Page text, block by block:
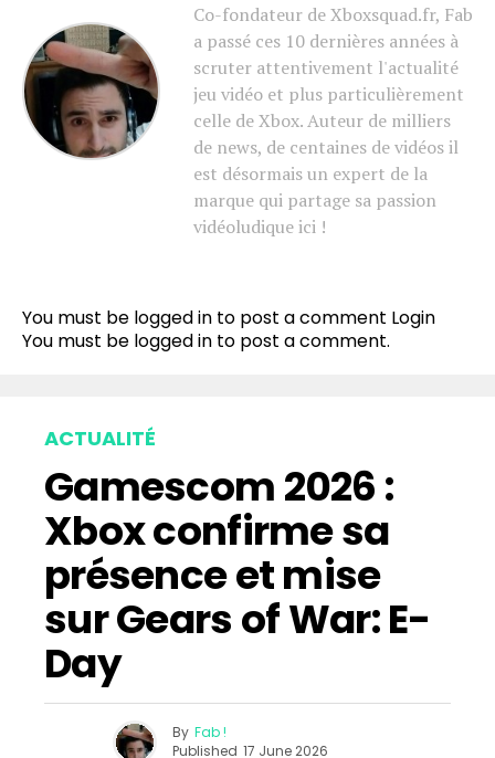
Co-fondateur de Xboxsquad.fr, Fab
a passé ces 10 dernières années à
scruter attentivement l'actualité
jeu vidéo et plus particulièrement
celle de Xbox. Auteur de milliers
de news, de centaines de vidéos il
est désormais un expert de la
marque qui partage sa passion
vidéoludique ici !
You must be logged in to post a comment Login
You must be logged in to post a comment.
ACTUALITÉ
Gamescom 2026 :
Xbox confirme sa
présence et mise
sur Gears of War: E-
Day
By Fab !
Published 17 June 2026